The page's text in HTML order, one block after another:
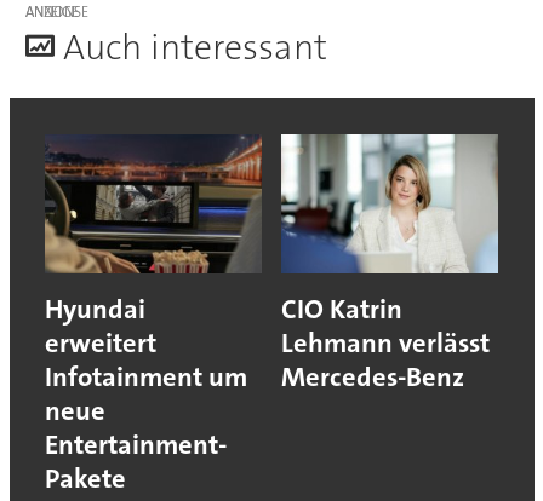
ANZEIGE
Auch interessant
Hyundai
erweitert
Infotainment um
neue
Entertainment-
Pakete
CIO Katrin
Lehmann verlässt
Mercedes-Benz